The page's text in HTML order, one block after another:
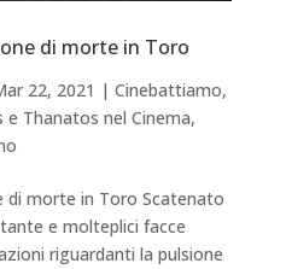
di morte in Toro
22, 2021 | Cinebattiamo,
e Thanatos nel Cinema,
di morte in Toro Scatenato
e molteplici facce
riguardanti la pulsione